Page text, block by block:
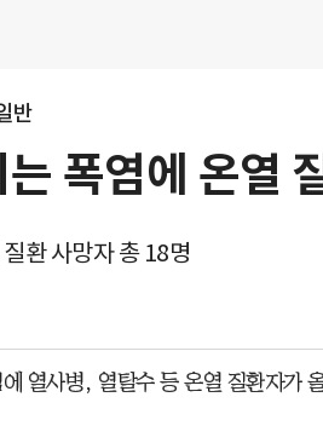
반
는 폭염에 온열
환 사망자 총 18명
열사병, 열탈수 등 온열 질환자가